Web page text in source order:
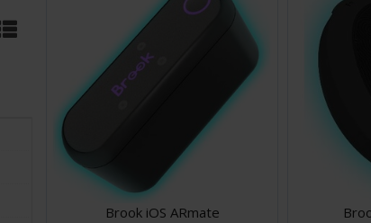
Brook iOS ARmate